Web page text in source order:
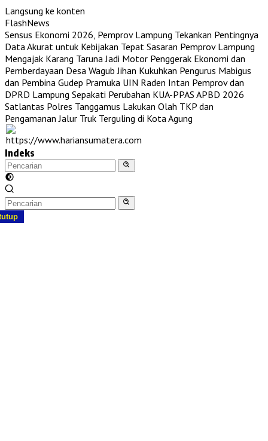
Langsung ke konten
FlashNews
Sensus Ekonomi 2026, Pemprov Lampung Tekankan Pentingnya
Data Akurat untuk Kebijakan Tepat Sasaran Pemprov Lampung
Mengajak Karang Taruna Jadi Motor Penggerak Ekonomi dan
Pemberdayaan Desa Wagub Jihan Kukuhkan Pengurus Mabigus
dan Pembina Gudep Pramuka UIN Raden Intan Pemprov dan
DPRD Lampung Sepakati Perubahan KUA-PPAS APBD 2026
Satlantas Polres Tanggamus Lakukan Olah TKP dan
Pengamanan Jalur Truk Terguling di Kota Agung
Indeks